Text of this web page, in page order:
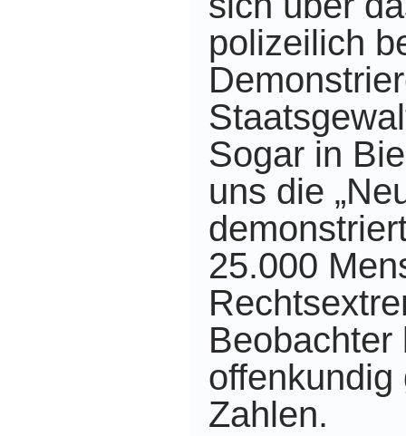
polizeilich
Sogar in
uns die
25.000
Beobachter
offenkundig
Zahlen.